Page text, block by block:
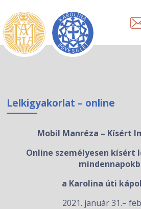
Lelkigyakorlat – online
Mobil Manréza – Kísért
Online személyesen kísért
a Karolina úti
2021. január 31.–